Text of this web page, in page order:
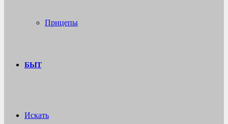
Прицепы
БЫТ
Искать